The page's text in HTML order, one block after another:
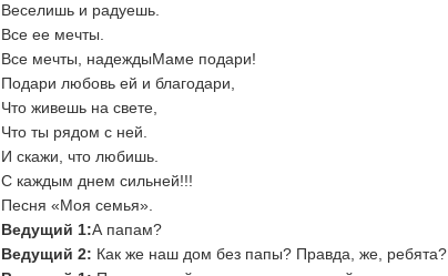
Веселишь и радуешь.
Все ее мечты.
Все мечты, надеждыМаме подари!
Подари любовь ей и благодари,
Что живешь на свете,
Что ты рядом с ней.
И скажи, что любишь.
С каждым днем сильней!!!
Песня «Моя семья».
Ведущий 1:А папам?
Ведущий 2: Как же наш дом без папы? Правда, же, ребята?